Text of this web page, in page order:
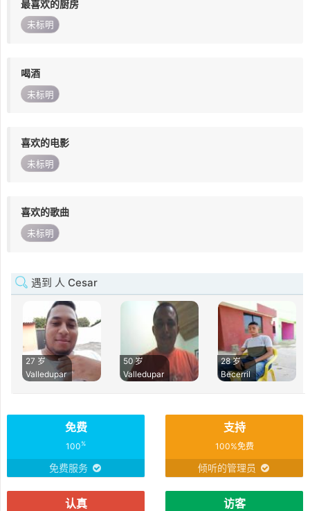
最喜欢的厨房
未标明
喝酒
未标明
喜欢的电影
未标明
喜欢的歌曲
未标明
遇到 人 Cesar
27 岁
Valledupar
50 岁
Valledupar
28 岁
Becerril
免费
100%
免费服务
支持
100%免费
倾听的管理员
认真 访客